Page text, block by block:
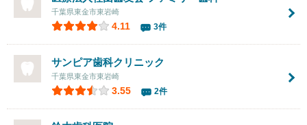
千葉県東金市東岩崎
4.11 3件
サンピア歯科クリニック
千葉県東金市東岩崎
3.55 2件